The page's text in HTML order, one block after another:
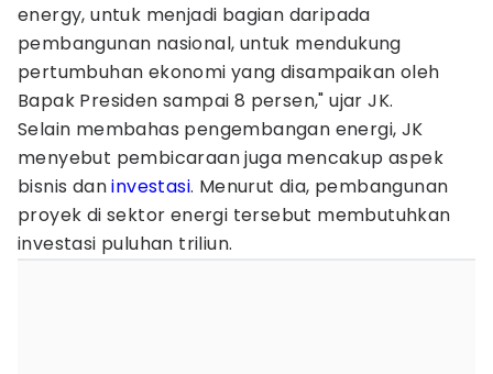
energy, untuk menjadi bagian daripada
pembangunan nasional, untuk mendukung
pertumbuhan ekonomi yang disampaikan oleh
Bapak Presiden sampai 8 persen," ujar JK.
Selain membahas pengembangan energi, JK
menyebut pembicaraan juga mencakup aspek
bisnis daninvestasi. Menurut dia, pembangunan
proyek di sektor energi tersebut membutuhkan
investasi puluhan triliun.